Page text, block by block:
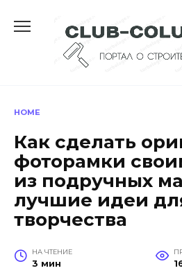
содержанию
HOME
Как сделать
фоторамки
из подручных
лучшие идеи
творчества
НА ЧТЕНИЕ
3 мин